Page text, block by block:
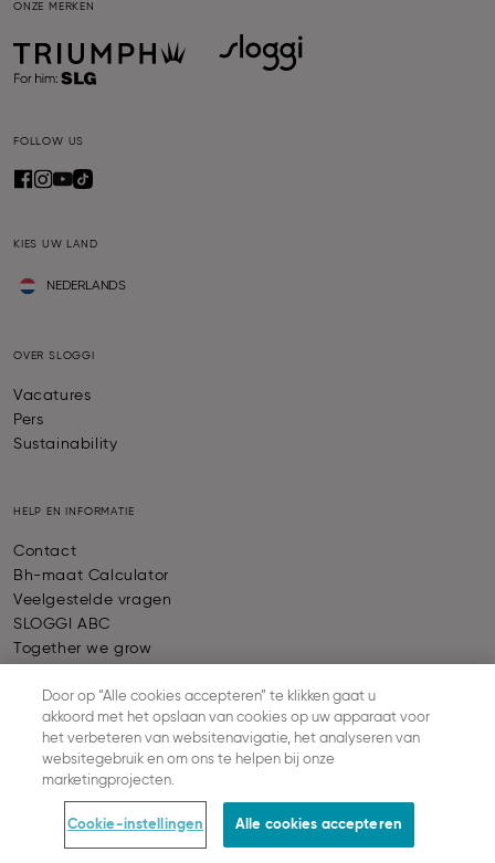
ONZE MERKEN
FOLLOW US
KIES UW LAND
NEDERLANDS
OVER SLOGGI
Vacatures
Pers
Sustainability
HELP EN INFORMATIE
Contact
Bh-maat Calculator
Veelgestelde vragen
SLOGGI ABC
Together we grow
Herroeping Van De Overeenkomst
KLANTENSERVICE
Betaling & Verzending
Levering
Retourbeleid
Door op “Alle cookies accepteren” te klikken gaat u
akkoord met het opslaan van cookies op uw apparaat voor
het verbeteren van websitenavigatie, het analyseren van
websitegebruik en om ons te helpen bij onze
marketingprojecten.
Cookie-instellingen Alle cookies accepteren